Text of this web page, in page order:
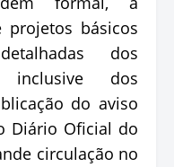
projetos básicos
dos
inclusive dos
do aviso
Diário Oficial do
circulação no